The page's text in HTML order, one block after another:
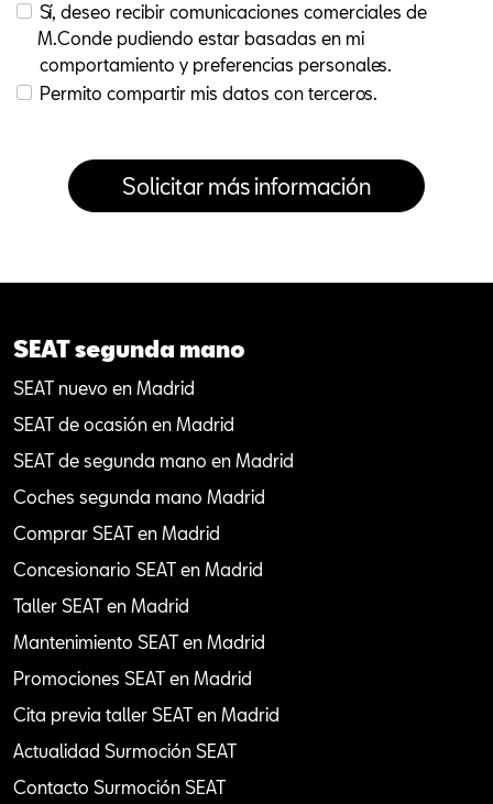
Sí, deseo recibir comunicaciones comerciales de
M.Conde pudiendo estar basadas en mi
comportamiento y preferencias personales.
Permito compartir mis datos con terceros.
SEAT segunda mano
SEAT nuevo en Madrid
SEAT de ocasión en Madrid
SEAT de segunda mano en Madrid
Coches segunda mano Madrid
Comprar SEAT en Madrid
Concesionario SEAT en Madrid
Taller SEAT en Madrid
Mantenimiento SEAT en Madrid
Promociones SEAT en Madrid
Cita previa taller SEAT en Madrid
Actualidad Surmoción SEAT
Contacto Surmoción SEAT